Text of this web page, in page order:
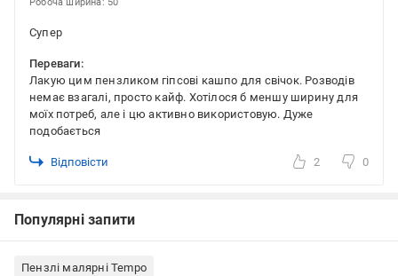
Супер
Переваги:
Лакую цим пензликом гіпсові кашпо для свічок. Розводів
немає взагалі, просто кайф. Хотілося б меншу ширину для
моїх потреб, але і цю активно використовую. Дуже
подобається
Відповісти 2 0
Популярні запити
Пензлі малярні Tempo